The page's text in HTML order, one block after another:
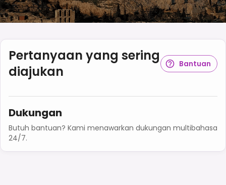
Pertanyaan yang sering
diajukan
Bantuan
Dukungan
Butuh bantuan? Kami menawarkan dukungan multibahasa
24/7.